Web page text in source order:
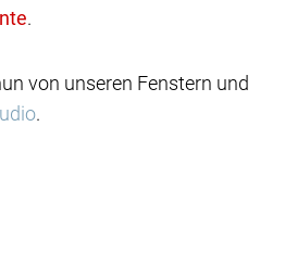
.
von unseren Fenstern und
.